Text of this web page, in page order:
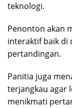
teknologi.
Penonton akan
interaktif baik di
pertandingan.
Panitia juga
terjangkau agar
menikmati